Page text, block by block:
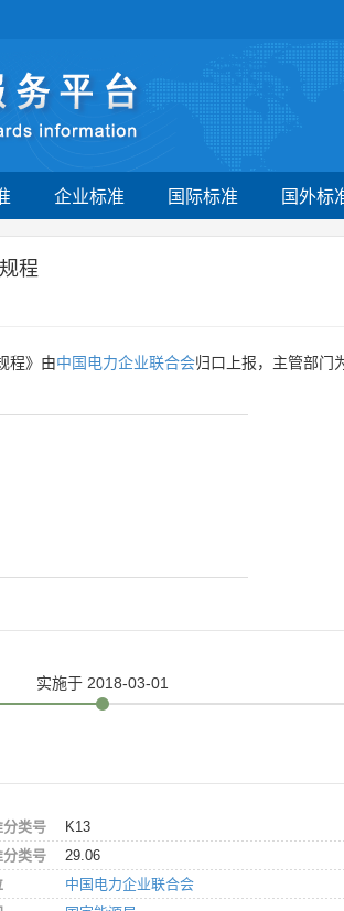
企业标准 国际标准 国外标
程
程》由中国电力企业联合会归口上报，主管部门
实施于 2018-03-01
分类号
K13
分类号
29.06
中国电力企业联合会